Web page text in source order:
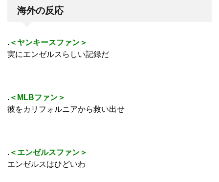
海外の反応
. ＜ヤンキースファン＞
実にエンゼルスらしい記録だ
. ＜MLBファン＞
彼をカリフォルニアから救い出せ
. ＜エンゼルスファン＞
エンゼルスはひどいわ